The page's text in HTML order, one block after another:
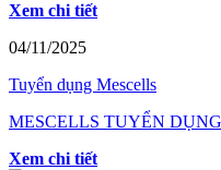
Xem chi tiết
04/11/2025
Tuyển dụng Mescells
MESCELLS TUYỂN
Xem chi tiết